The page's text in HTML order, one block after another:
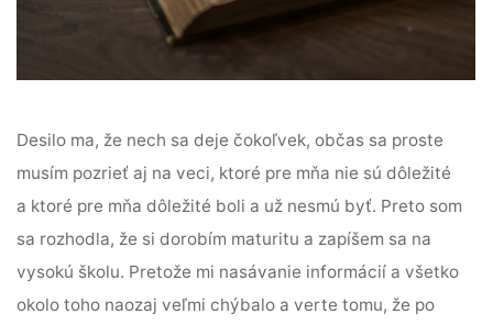
Desilo ma, že nech sa deje čokoľvek, občas sa proste
musím pozrieť aj na veci, ktoré pre mňa nie sú dôležité
a ktoré pre mňa dôležité boli a už nesmú byť. Preto som
sa rozhodla, že si dorobím maturitu a zapíšem sa na
vysokú školu. Pretože mi nasávanie informácií a všetko
okolo toho naozaj veľmi chýbalo a verte tomu, že po